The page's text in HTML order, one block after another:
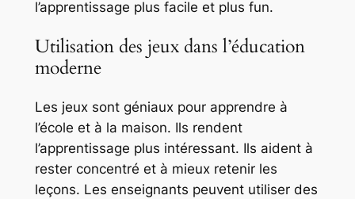
l’apprentissage plus facile et plus fun.
Utilisation des jeux dans l’éducation
moderne
Les jeux sont géniaux pour apprendre à
l’école et à la maison. Ils rendent
l’apprentissage plus intéressant. Ils aident à
rester concentré et à mieux retenir les
leçons. Les enseignants peuvent utiliser des